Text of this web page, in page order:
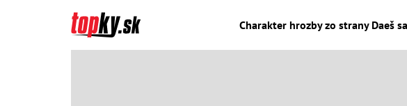
Charakter hrozby zo strany Daeš